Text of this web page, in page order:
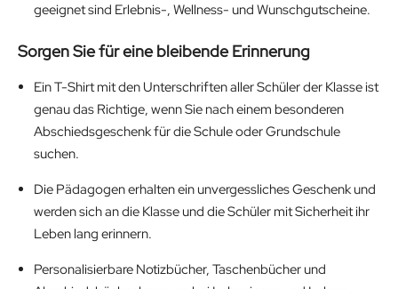
geeignet sind Erlebnis-, Wellness- und Wunschgutscheine.
Sorgen Sie für eine bleibende Erinnerung
Ein T-Shirt mit den Unterschriften aller Schüler der Klasse ist
genau das Richtige, wenn Sie nach einem besonderen
Abschiedsgeschenk für die Schule oder Grundschule
suchen.
Die Pädagogen erhalten ein unvergessliches Geschenk und
werden sich an die Klasse und die Schüler mit Sicherheit ihr
Leben lang erinnern.
Personalisierbare Notizbücher, Taschenbücher und